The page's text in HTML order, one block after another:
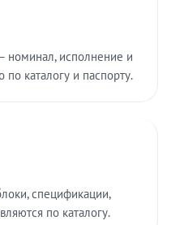
номинал, исполнение и
каталогу и паспорту.
спецификации,
по каталогу.